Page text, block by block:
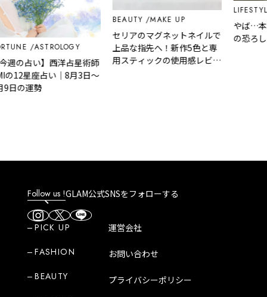
ASTROLOGY
の占い】西洋占星術師
12星座占い｜8月3日～
の運勢
BEAUTY MAKE UP
セリアのマグネットネイルで
上品な指先へ！新作5色と専
用スティックの使用感レビュ
LIFESTYLE
やば…本
の恐ろし
Follow us !GLAM公式SNSをフォローする
PICK UP
FASHION
BEAUTY
運営会社
お問い合わせ
プライバシーポリシー